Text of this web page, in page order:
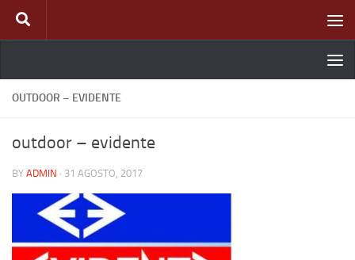
Skip to content
OUTDOOR – EVIDENTE
outdoor – evidente
BY ADMIN · 31 AGOSTO, 2017